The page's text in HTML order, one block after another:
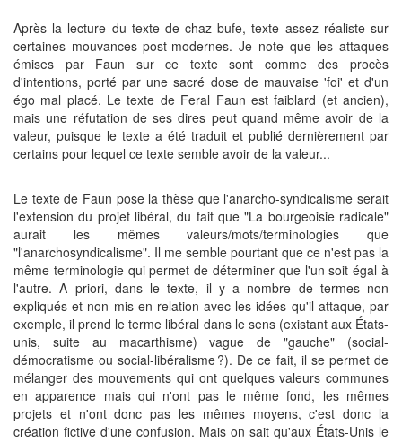
Après la lecture du texte de chaz bufe, texte assez réaliste sur
certaines mouvances post-modernes. Je note que les attaques
émises par Faun sur ce texte sont comme des procès
d'intentions, porté par une sacré dose de mauvaise 'foi' et d'un
égo mal placé. Le texte de Feral Faun est faiblard (et ancien),
mais une réfutation de ses dires peut quand même avoir de la
valeur, puisque le texte a été traduit et publié dernièrement par
certains pour lequel ce texte semble avoir de la valeur...
Le texte de Faun pose la thèse que l'anarcho-syndicalisme serait
l'extension du projet libéral, du fait que "La bourgeoisie radicale"
aurait les mêmes valeurs/mots/terminologies que
"l'anarchosyndicalisme". Il me semble pourtant que ce n'est pas la
même terminologie qui permet de déterminer que l'un soit égal à
l'autre. A priori, dans le texte, il y a nombre de termes non
expliqués et non mis en relation avec les idées qu'il attaque, par
exemple, il prend le terme libéral dans le sens (existant aux États-
unis, suite au macarthisme) vague de "gauche" (social-
démocratisme ou social-libéralisme ?). De ce fait, il se permet de
mélanger des mouvements qui ont quelques valeurs communes
en apparence mais qui n'ont pas le même fond, les mêmes
projets et n'ont donc pas les mêmes moyens, c'est donc la
création fictive d'une confusion. Mais on sait qu'aux États-Unis le